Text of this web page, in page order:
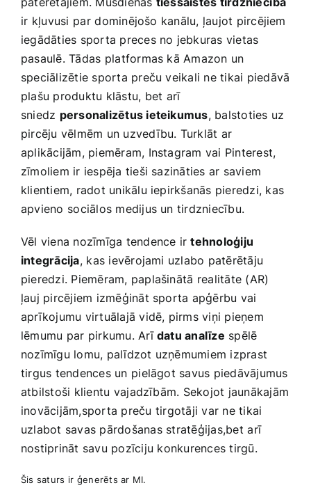
ir⁣ kļuvusi⁢ par ⁢dominējošo kanālu, ļaujot pircējiem
iegādāties ‌sporta preces no jebkuras vietas‌
pasaulē. Tādas⁢ platformas kā Amazon un
speciālizētie sporta preču veikali ne‍ tikai piedāvā
‍plašu produktu klāstu, ⁣bet arī
sniedz personalizētus ieteikumus, balstoties uz
pircēju vēlmēm un uzvedību. Turklāt ar
aplikācijām, piemēram, Instagram vai ​Pinterest,
zīmoliem ir iespēja tieši sazināties ar saviem
klientiem, radot​ unikālu iepirkšanās pieredzi, kas
apvieno⁣ sociālos medijus un tirdzniecību.
Vēl viena nozīmīga tendence‍ irtehnoloģiju
integrācija, ⁤kas ievērojami uzlabo patērētāju⁢
pieredzi. Piemēram, paplašinātā ⁤realitāte (AR)
ļauj pircējiem izmēģināt sporta ‍apģērbu vai
aprīkojumu virtuālajā vidē, pirms viņi pieņem
lēmumu⁢ par pirkumu. Arīdatu analīze spēlē
nozīmīgu lomu, palīdzot uzņēmumiem izprast‍
tirgus tendences un ⁣pielāgot savus piedāvājumus
atbilstoši klientu⁤ vajadzībām. Sekojot jaunākajām
inovācijām,sporta preču⁢ tirgotāji ‌var ne tikai
uzlabot savas pārdošanas⁤ stratēģijas,bet ⁣arī
nostiprināt​ savu pozīciju⁤ konkurences tirgū.
Šis saturs ⁤ir⁤ ģenerēts⁤ ar MI.